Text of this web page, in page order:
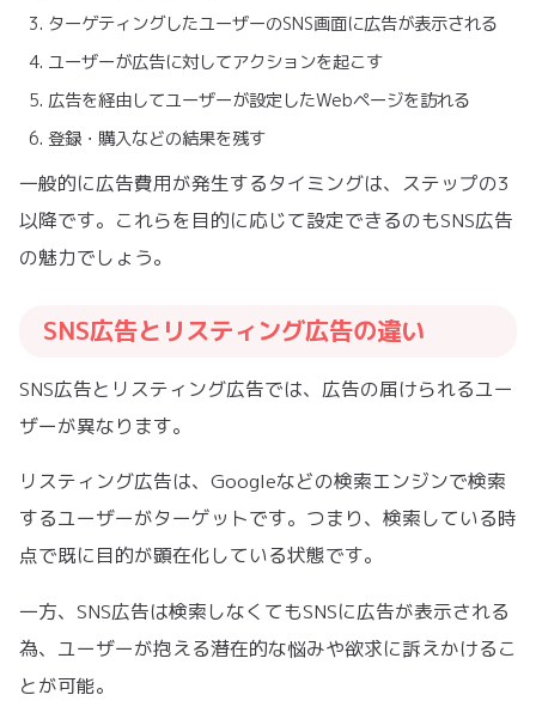
ターゲティングしたユーザーのSNS画面に広告が表示される
ユーザーが広告に対してアクションを起こす
広告を経由してユーザーが設定したWebページを訪れる
登録・購入などの結果を残す
一般的に広告費用が発生するタイミングは、ステップの3
以降です。これらを目的に応じて設定できるのもSNS広告
の魅力でしょう。
SNS広告とリスティング広告の違い
SNS広告とリスティング広告では、広告の届けられるユー
ザーが異なります。
リスティング広告は、Googleなどの検索エンジンで検索
するユーザーがターゲットです。つまり、検索している時
点で既に目的が顕在化している状態です。
一方、SNS広告は検索しなくてもSNSに広告が表示される
為、ユーザーが抱える潜在的な悩みや欲求に訴えかけるこ
とが可能。